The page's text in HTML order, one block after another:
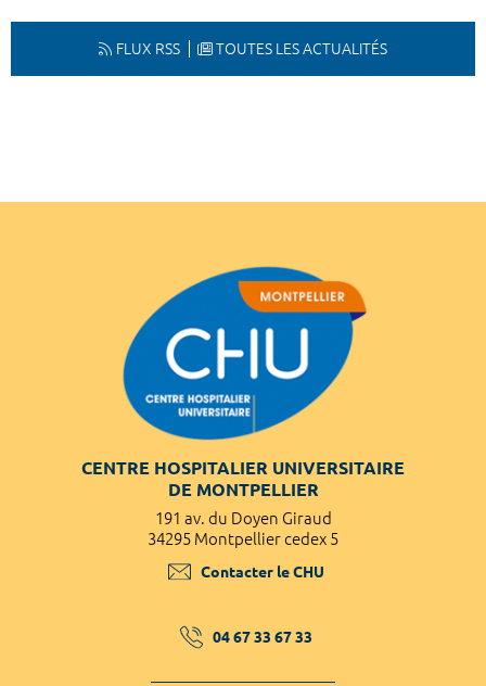
FLUX RSS TOUTES LES ACTUALITÉS
CENTRE HOSPITALIER UNIVERSITAIRE
DE MONTPELLIER
191 av. du Doyen Giraud
34295 Montpellier cedex 5
Contacter le CHU
04 67 33 67 33